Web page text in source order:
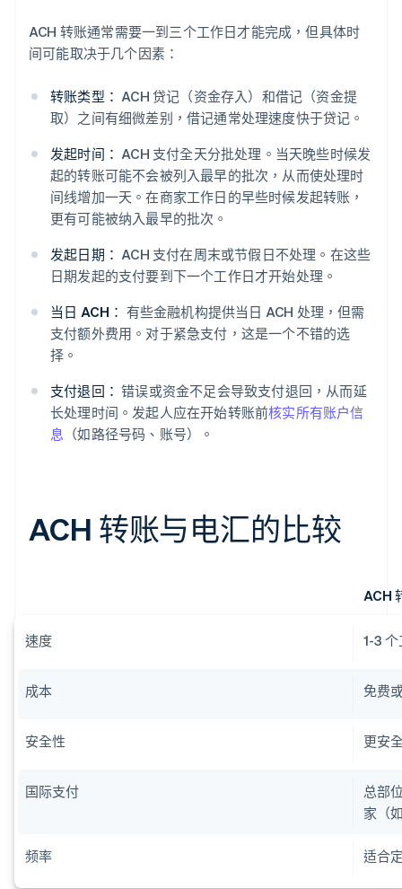
ACH 转账通常需要一到三个工作日才能完成，但具体时
间可能取决于几个因素：
转账类型： ACH 贷记（资金存入）和借记（资金提
取）之间有细微差别，借记通常处理速度快于贷记。
发起时间： ACH 支付全天分批处理。当天晚些时候发
起的转账可能不会被列入最早的批次，从而使处理时
间线增加一天。在商家工作日的早些时候发起转账，
更有可能被纳入最早的批次。
发起日期： ACH 支付在周末或节假日不处理。在这些
日期发起的支付要到下一个工作日才开始处理。
当日 ACH： 有些金融机构提供当日 ACH 处理，但需
支付额外费用。对于紧急支付，这是一个不错的选
择。
支付退回： 错误或资金不足会导致支付退回，从而延
长处理时间。发起人应在开始转账前核实所有账户信
息 （如路径号码、账号）。
ACH 转账与电汇的比较
ACH
速度 1-3
成本 免费
安全性 更安
国际支付
总部
家（
频率 适合